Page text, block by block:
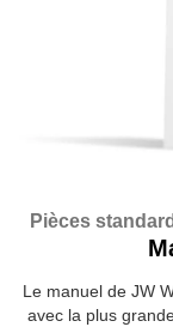
Pièces
Le manuel de JW
avec la plus